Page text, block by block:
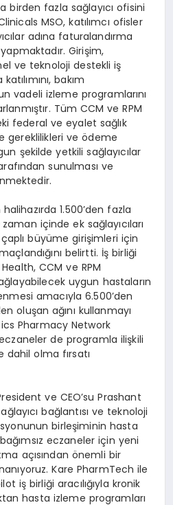
birden fazla sağlayıcı ofisini
MSO, katılımcı ofisler
adına faturalandırma
Girişim,
ve teknoloji destekli iş
bakım
vadeli izleme programlarını
Tüm CCM ve RPM
federal ve eyalet sağlık
gereklilikleri ve ödeme
şekilde yetkili sağlayıcılar
sunulması ve
1.500’den fazla
içinde ek sağlayıcıları
büyüme girişimleri için
belirtti. İş birliği
CCM ve RPM
uygun hastaların
amacıyla 6.500’den
oluşan ağını kullanmayı
Pharmacy Network
eczaneler de programla ilişkili
dahil olma fırsatı
ve CEO’su Prashant
bağlantısı ve teknoloji
birleşiminin hasta
eczaneler için yeni
açısından önemli bir
Kare PharmTech ile
iş birliği aracılığıyla kronik
hasta izleme programları